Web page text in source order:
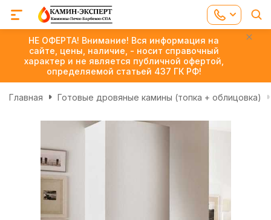
НЕ ОФЕРТА! Внимание! Вся информация на
сайте, цены, наличие, - носит справочный
характер и не является публичной офертой,
определяемой статьей 437 ГК РФ!
Главная Готовые дровяные камины (топка + облицовка)